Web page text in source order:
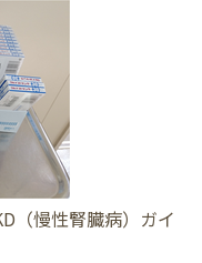
（慢性腎臓病）ガイ